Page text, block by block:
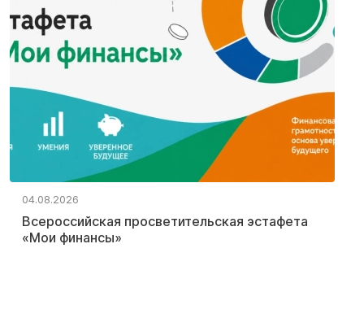
04.08.2026
Всероссийская просветительская эстафета
«Мои финансы»